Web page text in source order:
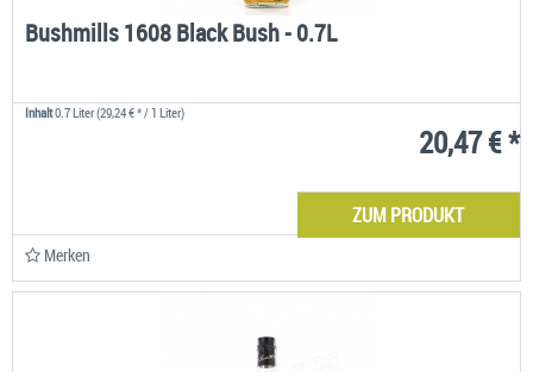
Bushmills 1608 Black Bush - 0.7L
Inhalt0.7 Liter(29,24 € * / 1 Liter)
20,47 € *
ZUM PRODUKT
Merken